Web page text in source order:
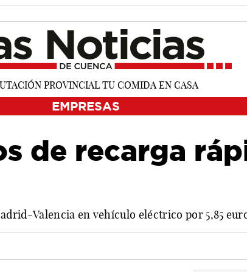
EMPRESAS
de recarga
Valencia en vehículo eléctrico por 5,85